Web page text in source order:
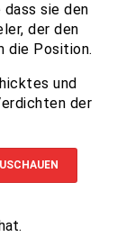
dass sie den
der den
die Position.
und
der